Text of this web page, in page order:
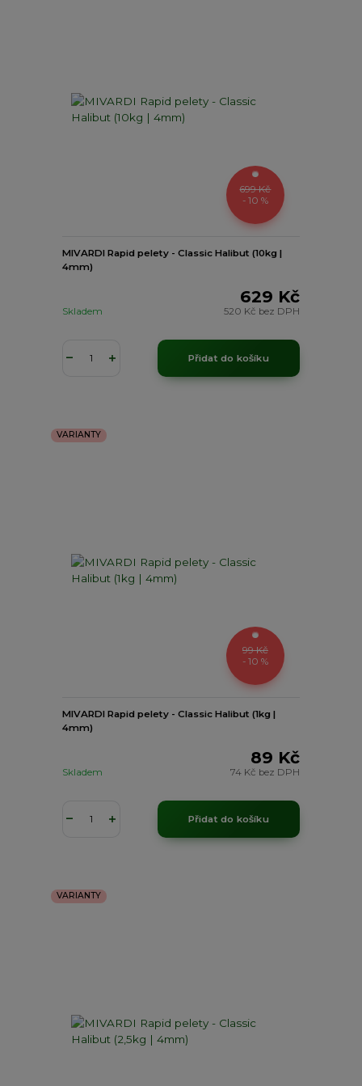
699 Kč
- 10 %
MIVARDI Rapid pelety - Classic Halibut (10kg |
4mm)
629 Kč
520 Kč bez DPH
Skladem
Přidat do košíku
VARIANTY
99 Kč
- 10 %
MIVARDI Rapid pelety - Classic Halibut (1kg |
4mm)
89 Kč
74 Kč bez DPH
Skladem
Přidat do košíku
VARIANTY